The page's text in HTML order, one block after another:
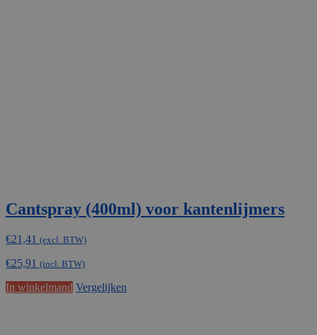
Cantspray (400ml) voor kantenlijmers
€21,41 (excl. BTW)
€25,91 (incl. BTW)
In winkelmand Vergelijken